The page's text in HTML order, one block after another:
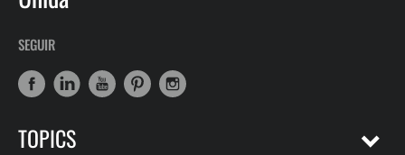
SEGUIR
TOPICS